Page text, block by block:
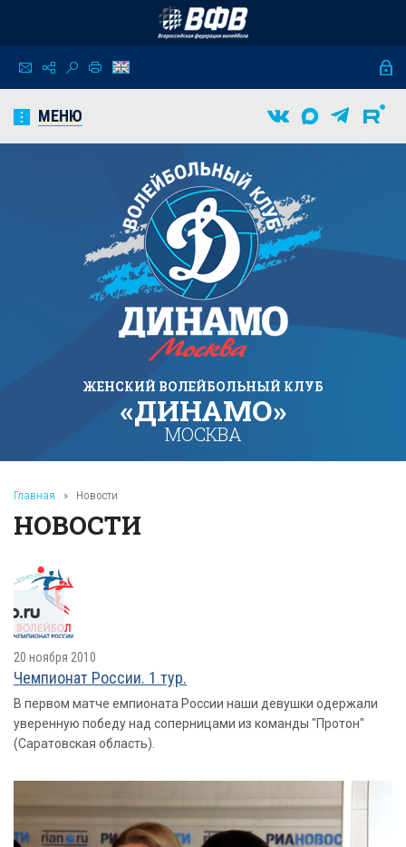
МЕНЮ
ЖЕНСКИЙ ВОЛЕЙБОЛЬНЫЙ КЛУБ
«ДИНАМО»
МОСКВА
Главная » Новости
НОВОСТИ
20 ноября 2010
Чемпионат России. 1 тур.
В первом матче емпионата России наши девушки одержали
уверенную победу над соперницами из команды "Протон"
(Саратовская область).